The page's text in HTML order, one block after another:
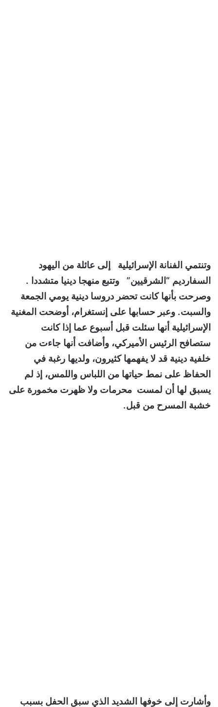
وتنتمي الفنانة الإسرائيلية إلى عائلة من اليهود
السفارديم “الشرقيين” وتتبع منهجا دينيا متشددا .
وصرحت بأنها كانت تحضر دروسا دينية يومي الجمعة
والسبت. وعبر حسابها على إنستغرام، أوضحت المغنية
الإسرائيلية أنها سئلت قبل أسبوع عما إذا كانت
ستصافح الرئيس الأميركي، وأضافت أنها جاءت من
خلفية دينية قد لا يفهمها كثيرون، ولديها رغبة في
الحفاظ على نمط حياتها من اللباس واللمس، إذ لم
يسبق لها أن لمست محرمات ولا ظهرت مخمورة على
خشبة المسرح من قبل.
وأشارت إلى خوفها الشديد الذي سبق الحفل بسبب